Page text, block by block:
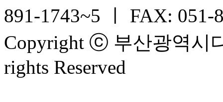
891-1743~5 ㅣ FAX: 051-
Copyright ⓒ 부산광역시
rights Reserved